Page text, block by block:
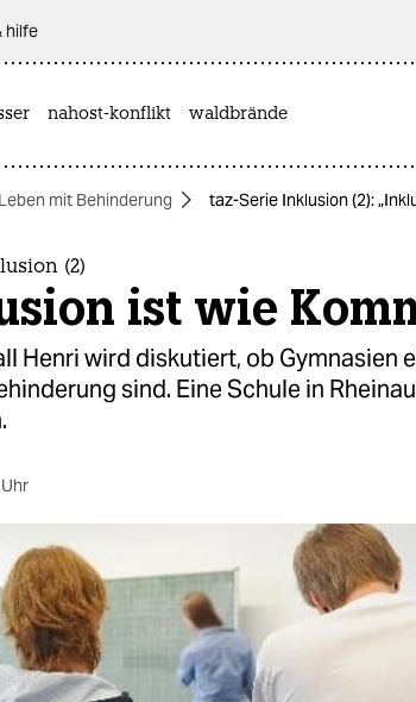
hilfe
nahost-konflikt waldbrände
Leben mit Behinderung taz-Serie Inklusion (2):
(2)
ist wie
Henri wird diskutiert, ob Gymnasien
sind. Eine Schule in